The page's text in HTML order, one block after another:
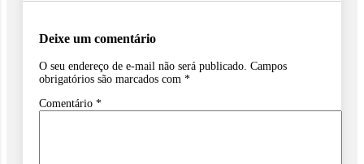
Deixe um comentário
O seu endereço de e-mail não será publicado. Campos
obrigatórios são marcados com *
Comentário *